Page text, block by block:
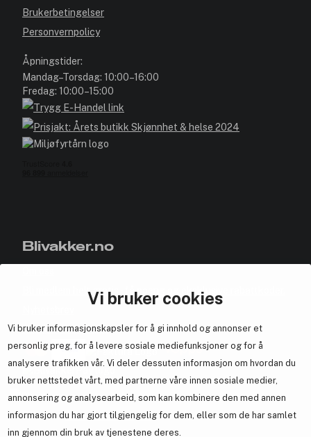
Vi bruker cookies
Vi bruker informasjonskapsler for å gi innhold og annonser et
personlig preg, for å levere sosiale mediefunksjoner og for å
analysere trafikken vår. Vi deler dessuten informasjon om hvordan du
bruker nettstedet vårt, med partnerne våre innen sosiale medier,
annonsering og analysearbeid, som kan kombinere den med annen
informasjon du har gjort tilgjengelig for dem, eller som de har samlet
inn gjennom din bruk av tjenestene deres.
Brukerbetingelser
Personvernpolicy
Åpningstider:
Mandag–Torsdag: 10:00–16:00
Fredag: 10:00–15:00
Blivakker.no
Bli medlem helt gratis - få poeng og eksklusive rabattkoder.
Samarbeid med oss
En del avBrandsdal Group AS